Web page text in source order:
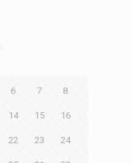
6 7 8
14 15 16
22 23 24